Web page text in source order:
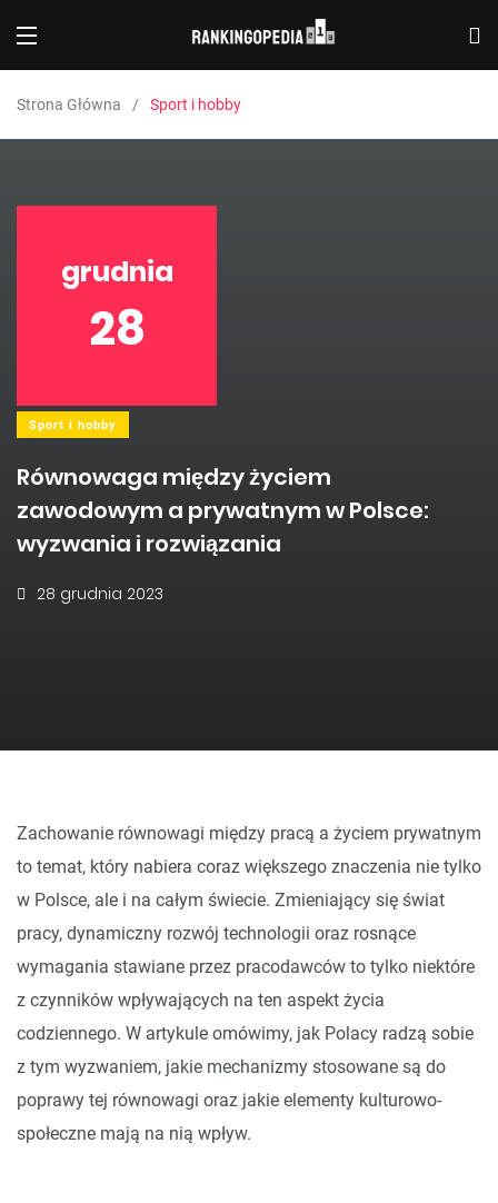
Strona Główna Sport i hobby
grudnia
28
Sport i hobby
Równowaga między życiem
zawodowym a prywatnym w Polsce:
wyzwania i rozwiązania
28 grudnia 2023
Zachowanie równowagi między pracą a życiem prywatnym
to temat, który nabiera coraz większego znaczenia nie tylko
w Polsce, ale i na całym świecie. Zmieniający się świat
pracy, dynamiczny rozwój technologii oraz rosnące
wymagania stawiane przez pracodawców to tylko niektóre
z czynników wpływających na ten aspekt życia
codziennego. W artykule omówimy, jak Polacy radzą sobie
z tym wyzwaniem, jakie mechanizmy stosowane są do
poprawy tej równowagi oraz jakie elementy kulturowo-
społeczne mają na nią wpływ.